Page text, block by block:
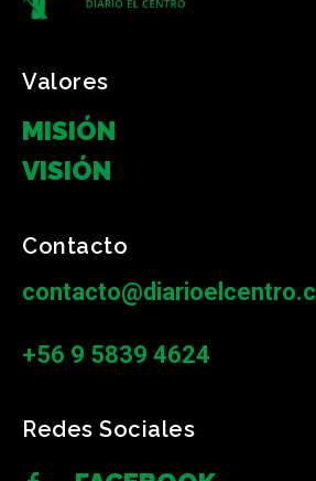
Valores
MISIÓN
VISIÓN
Contacto
contacto@diarioelcentro.cl
+56 9 5839 4624
Redes Sociales